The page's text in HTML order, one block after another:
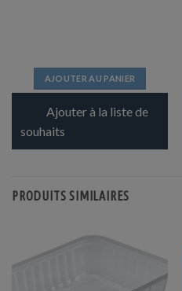
AJOUTER AU PANIER
Ajouter à la liste de
souhaits
PRODUITS SIMILAIRES